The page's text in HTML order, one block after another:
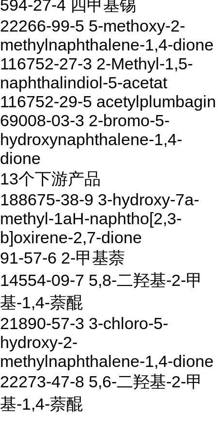
594-27-4 四甲基锡
22266-99-5 5-methoxy-2-
methylnaphthalene-1,4-dione
116752-27-3 2-Methyl-1,5-
naphthalindiol-5-acetat
116752-29-5 acetylplumbagin
69008-03-3 2-bromo-5-
hydroxynaphthalene-1,4-
dione
13个下游产品
188675-38-9 3-hydroxy-7a-
methyl-1aH-naphtho[2,3-
b]oxirene-2,7-dione
91-57-6 2-甲基萘
14554-09-7 5,8-二羟基-2-甲
基-1,4-萘醌
21890-57-3 3-chloro-5-
hydroxy-2-
methylnaphthalene-1,4-dione
22273-47-8 5,6-二羟基-2-甲
基-1,4-萘醌